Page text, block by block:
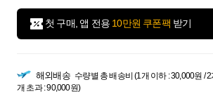
첫 구매, 앱 전용 10만원 쿠폰팩 받기
해외배송 수량별 총 배송비 (1개 이하 : 30,000원 /
개 초과 : 90,000원)